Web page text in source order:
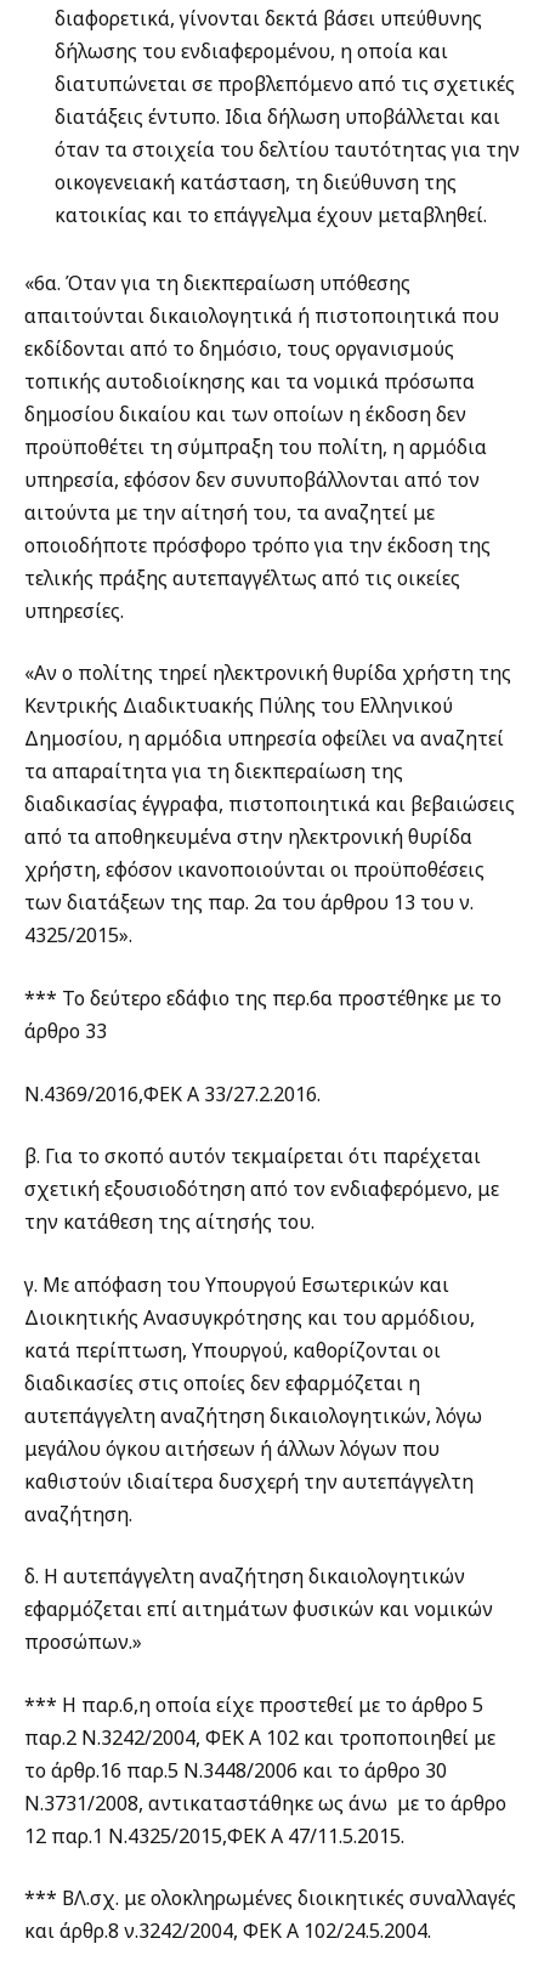
διαφορετικά, γίνονται δεκτά βάσει υπεύθυνης
δήλωσης του ενδιαφερομένου, η οποία και
διατυπώνεται σε προβλεπόμενο από τις σχετικές
διατάξεις έντυπο. Ιδια δήλωση υποβάλλεται και
όταν τα στοιχεία του δελτίου ταυτότητας για την
οικογενειακή κατάσταση, τη διεύθυνση της
κατοικίας και το επάγγελμα έχουν μεταβληθεί.
«6α. Όταν για τη διεκπεραίωση υπόθεσης
απαιτούνται δικαιολογητικά ή πιστοποιητικά που
εκδίδονται από το δημόσιο, τους οργανισμούς
τοπικής αυτοδιοίκησης και τα νομικά πρόσωπα
δημοσίου δικαίου και των οποίων η έκδοση δεν
προϋποθέτει τη σύμπραξη του πολίτη, η αρμόδια
υπηρεσία, εφόσον δεν συνυποβάλλονται από τον
αιτούντα με την αίτησή του, τα αναζητεί με
οποιοδήποτε πρόσφορο τρόπο για την έκδοση της
τελικής πράξης αυτεπαγγέλτως από τις οικείες
υπηρεσίες.
«Αν ο πολίτης τηρεί ηλεκτρονική θυρίδα χρήστη της
Κεντρικής Διαδικτυακής Πύλης του Ελληνικού
Δημοσίου, η αρμόδια υπηρεσία οφείλει να αναζητεί
τα απαραίτητα για τη διεκπεραίωση της
διαδικασίας έγγραφα, πιστοποιητικά και βεβαιώσεις
από τα αποθηκευμένα στην ηλεκτρονική θυρίδα
χρήστη, εφόσον ικανοποιούνται οι προϋποθέσεις
των διατάξεων της παρ. 2α του άρθρου 13 του ν.
4325/2015».
*** Το δεύτερο εδάφιο της περ.6α προστέθηκε με το
άρθρο 33
Ν.4369/2016,ΦΕΚ Α 33/27.2.2016.
β. Για το σκοπό αυτόν τεκμαίρεται ότι παρέχεται
σχετική εξουσιοδότηση από τον ενδιαφερόμενο, με
την κατάθεση της αίτησής του.
γ. Με απόφαση του Υπουργού Εσωτερικών και
Διοικητικής Ανασυγκρότησης και του αρμόδιου,
κατά περίπτωση, Υπουργού, καθορίζονται οι
διαδικασίες στις οποίες δεν εφαρμόζεται η
αυτεπάγγελτη αναζήτηση δικαιολογητικών, λόγω
μεγάλου όγκου αιτήσεων ή άλλων λόγων που
καθιστούν ιδιαίτερα δυσχερή την αυτεπάγγελτη
αναζήτηση.
δ. Η αυτεπάγγελτη αναζήτηση δικαιολογητικών
εφαρμόζεται επί αιτημάτων φυσικών και νομικών
προσώπων.»
*** Η παρ.6,η οποία είχε προστεθεί με το άρθρο 5
παρ.2 Ν.3242/2004, ΦΕΚ Α 102 και τροποποιηθεί με
το άρθρ.16 παρ.5 Ν.3448/2006 και το άρθρο 30
Ν.3731/2008, αντικαταστάθηκε ως άνω με το άρθρο
12 παρ.1 Ν.4325/2015,ΦΕΚ Α 47/11.5.2015.
*** ΒΛ.σχ. με ολοκληρωμένες διοικητικές συναλλαγές
και άρθρ.8 ν.3242/2004, ΦΕΚ Α 102/24.5.2004.